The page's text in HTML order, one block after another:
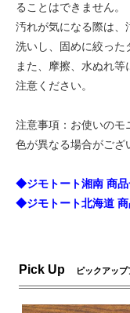
ることはできません。
汚れが気になる際は、
洗いし、固めに絞った
また、摩擦、水ぬれ
注意ください。
注意事項：お使いのモ
色が異なる場合がござ
◆ジモトート湘南 商品
◆ジモトート北海道 商
Pick Up ピックアップ